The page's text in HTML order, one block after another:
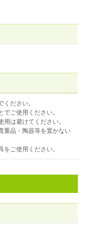
ください。
でご使用ください。
用は避けてください。
重品・陶器等を置かない
をご使用ください。